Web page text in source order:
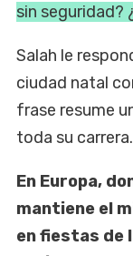
sin seguridad?
Salah le
ciudad natal
frase resume
toda su carrera.
En Europa,
mantiene el
en fiestas de